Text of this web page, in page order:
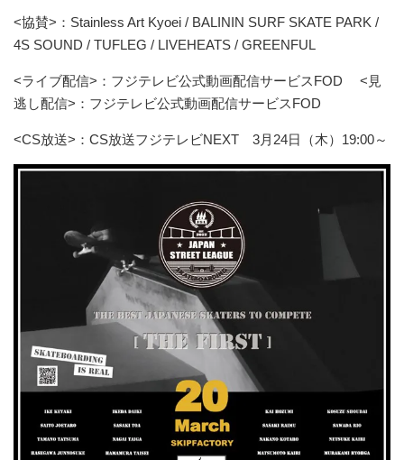
<協賛>：Stainless Art Kyoei / BALININ SURF SKATE PARK /
4S SOUND / TUFLEG / LIVEHEATS / GREENFUL
<ライブ配信>：フジテレビ公式動画配信サービスFOD <見
逃し配信>：フジテレビ公式動画配信サービスFOD
<CS放送>：CS放送フジテレビNEXT 3月24日（木）19:00～